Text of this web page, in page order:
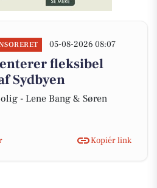
05-08-2026 08:07
fleksibel
Sydbyen
- Lene Bang & Søren
Kopiér link